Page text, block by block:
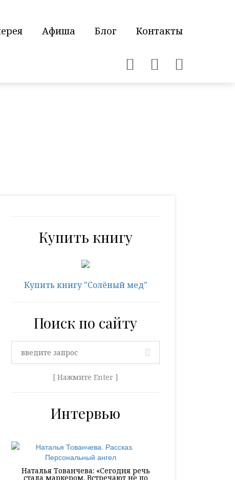
Афиша Блог Контакты
Купить книгу
Купить книгу "Солёный мед"
Поиск по сайту
[ Нажмите Enter ]
Интервью
Наталья Тованчева: «Сегодня речь
стала маркером. Встречают не по